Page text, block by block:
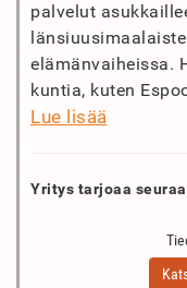
palvelut
elämänvaiheissa.
kuntia, kuten
Lue lisää
Yritys tarjoaa